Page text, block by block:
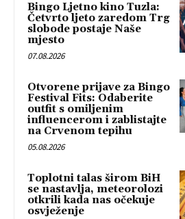
Bingo Ljetno kino Tuzla:
Četvrto ljeto zaredom Trg
slobode postaje Naše
mjesto
07.08.2026
Otvorene prijave za Bingo
Festival Fits: Odaberite
outfit s omiljenim
influencerom i zablistajte
na Crvenom tepihu
05.08.2026
Toplotni talas širom BiH
se nastavlja, meteorolozi
otkrili kada nas očekuje
osvježenje